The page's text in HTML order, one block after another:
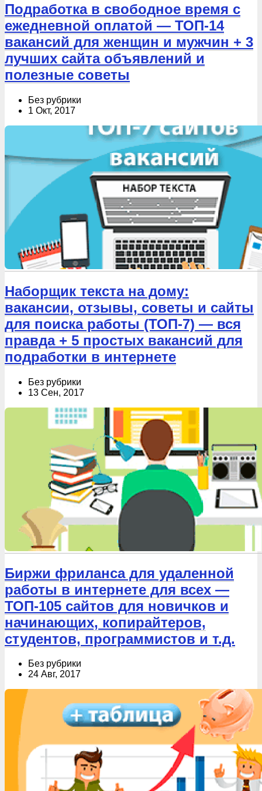
Подработка в свободное время с
ежедневной оплатой — ТОП-14
вакансий для женщин и мужчин + 3
лучших сайта объявлений и
полезные советы
Без рубрики
1 Окт, 2017
Наборщик текста на дому:
вакансии, отзывы, советы и сайты
для поиска работы (ТОП-7) — вся
правда + 5 простых вакансий для
подработки в интернете
Без рубрики
13 Сен, 2017
Биржи фриланса для удаленной
работы в интернете для всех —
ТОП-105 сайтов для новичков и
начинающих, копирайтеров,
студентов, программистов и т.д.
Без рубрики
24 Авг, 2017